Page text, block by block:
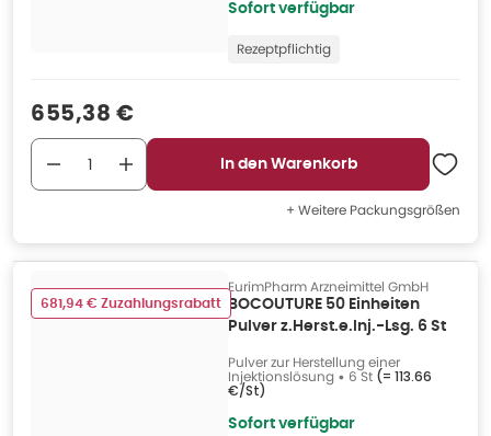
Sofort verfügbar
Rezeptpflichtig
Verkaufspreis
655,38 €
In den Warenkorb
+ Weitere Packungsgrößen
681,94 € Zuzahlungsrabatt
EurimPharm Arzneimittel GmbH
BOCOUTURE 50 Einheiten
Pulver z.Herst.e.Inj.-Lsg. 6 St
Pulver zur Herstellung einer
Injektionslösung • 6 St (= 113.66
€/St)
Sofort verfügbar